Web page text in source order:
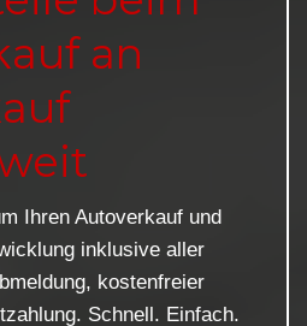
an
Ihren Autoverkauf und
inklusive aller
kostenfreier
Schnell. Einfach.